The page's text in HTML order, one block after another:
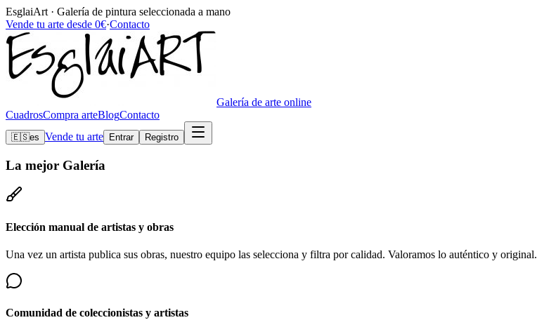
EsglaiArt · Galería de pintura seleccionada a mano
Vende tu arte desde 0€·Contacto
Galería de arte online
CuadrosCompra arteBlogContacto
🇪🇸es Vende tu arte Entrar Registro
La mejor Galería
Elección manual de artistas y obras
Una vez un artista publica sus obras, nuestro equipo las selecciona y filtra por calidad. Valoramos lo auténtico y original.
Comunidad de coleccionistas y artistas